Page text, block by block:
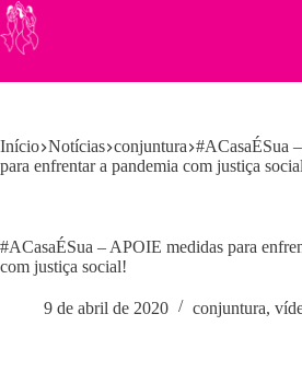
Pular
para
o
Início Notícias conjuntura #ACasaÉSua
para enfrentar a pandemia com justiça
#ACasaÉSua – APOIE medidas para
com justiça social!
9 de abril de 2020 conjuntura,